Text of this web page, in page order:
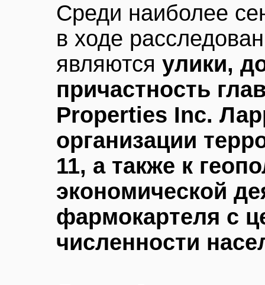
Среди наиболее
в ходе
являются улики,
причастность
Properties Inc.
организации
11, а также к
экономической
фармокартеля с
численности